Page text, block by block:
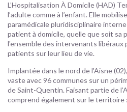
L’Hospitalisation À Domicile (HAD)
l’adulte comme à l’enfant. Elle
paramédicale pluridisciplinaire
patient à domicile, quelle que soit sa
l'ensemble des intervenants libéraux
patients sur leur lieu de vie.
Implantée dans le nord de l'Aisne
vaste avec 96 communes sur un
de Saint-Quentin. Faisant partie de
comprend également sur le territoire :